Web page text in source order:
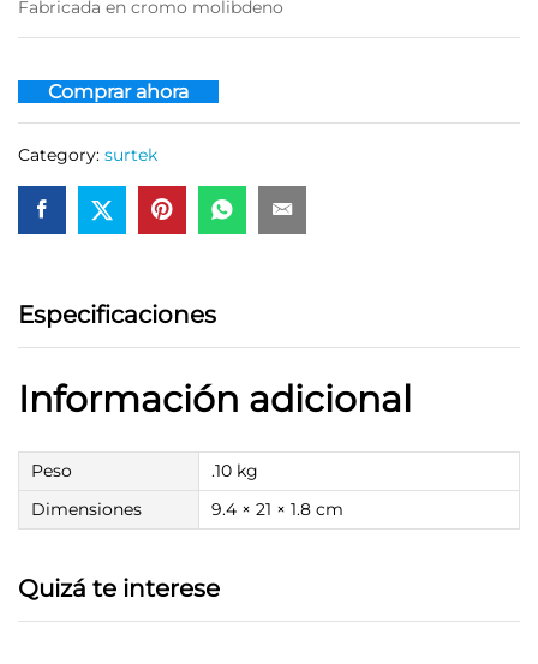
Fabricada en cromo molibdeno
Comprar ahora
Category: surtek
Especificaciones
Información adicional
Peso
.10 kg
Dimensiones
9.4 × 21 × 1.8 cm
Quizá te interese